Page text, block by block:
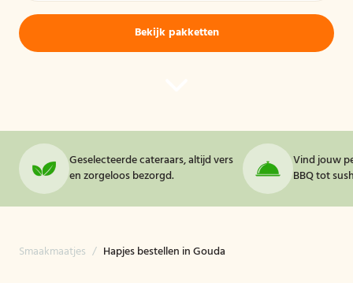
Bekijk pakketten
Geselecteerde cateraars, altijd vers
en zorgeloos bezorgd.
Vind jouw
BBQ tot
Smaakmaatjes / Hapjes bestellen in Gouda